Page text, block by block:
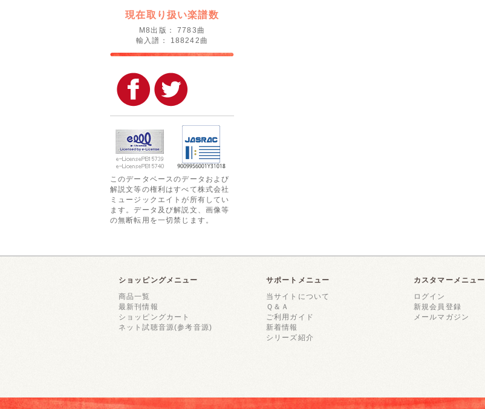
現在取り扱い楽譜数
M8出版： 7783曲
輸入譜： 188242曲
このデータベースのデータおよび
解説文等の権利はすべて株式会社
ミュージックエイトが所有してい
ます。データ及び解説文、画像等
の無断転用を一切禁じます。
ショッピングメニュー
商品一覧
最新刊情報
ショッピングカート
ネット試聴音源(参考音源)
サポートメニュー
当サイトについて
Ｑ＆Ａ
ご利用ガイド
新着情報
シリーズ紹介
カスタマーメニュー
ログイン
新規会員登録
メールマガジン